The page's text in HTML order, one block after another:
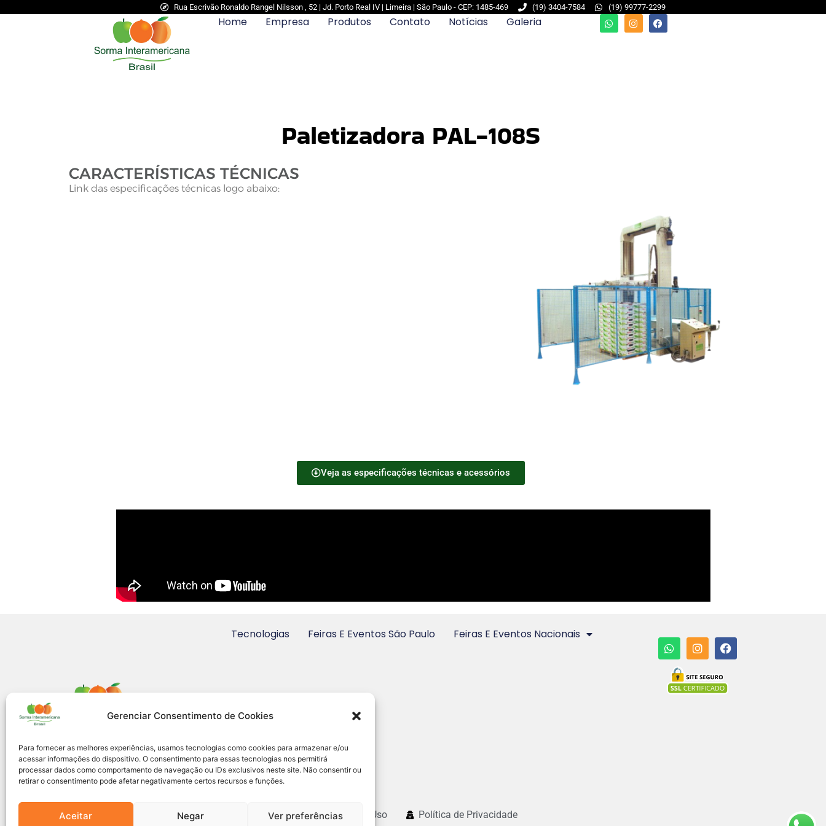
Gerenciar Consentimento de Cookies
Para fornecer as melhores experiências, usamos tecnologias como cookies para armazenar e/ou
acessar informações do dispositivo. O consentimento para essas tecnologias nos permitirá
processar dados como comportamento de navegação ou IDs exclusivos neste site. Não consentir ou
retirar o consentimento pode afetar negativamente certos recursos e funções.
Aceitar Negar Ver preferências
Rua Escrivão Ronaldo Rangel Nilsson , 52 | Jd. Porto Real IV | Limeira | São Paulo - CEP: 1485-469 (19) 3404-7584 (19) 99777-2299
Home Empresa Produtos Contato Notícias Galeria
Paletizadora PAL-108S
CARACTERÍSTICAS TÉCNICAS
Link das especificações técnicas logo abaixo:
Veja as especificações técnicas e acessórios
Tecnologias Feiras E Eventos São Paulo Feiras E Eventos Nacionais
Termos de Uso Política de Privacidade